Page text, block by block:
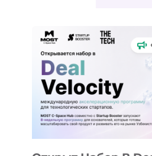
ID